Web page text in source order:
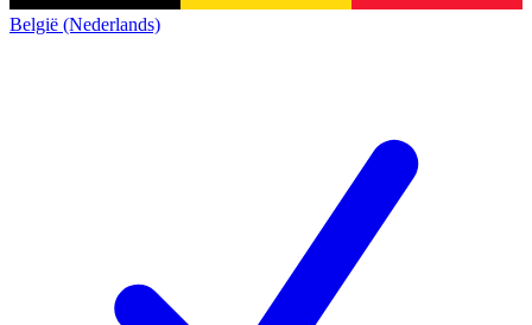
België (Nederlands)